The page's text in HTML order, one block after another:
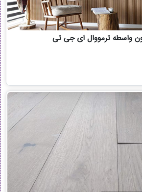
واسطه ترمووال ای جی تی